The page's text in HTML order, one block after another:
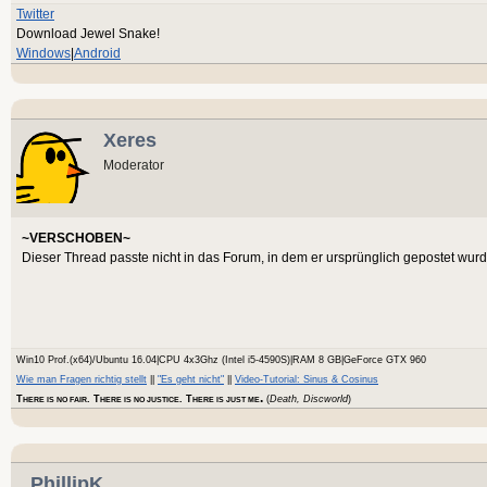
Twitter
Download Jewel Snake!
Windows Android
Xeres
Moderator
~VERSCHOBEN~
Dieser Thread passte nicht in das Forum, in dem er ursprünglich gepostet
Win10 Prof.(x64)/Ubuntu 16.04|CPU 4x3Ghz (Intel i5-4590S)|RAM 8 GB|GeForce GTX 960
Wie man Fragen richtig stellt
"Es geht nicht"
Video-Tutorial: Sinus & Cosinus
THERE IS NO FAIR . THERE IS NO JUSTICE . THERE IS JUST ME. (Death, Discworld)